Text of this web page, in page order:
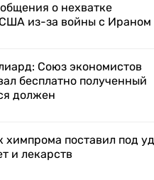
о нехватке
из-за войны с Ираном
Союз экономистов
бесплатно полученный
должен
химпрома поставил под
и лекарств